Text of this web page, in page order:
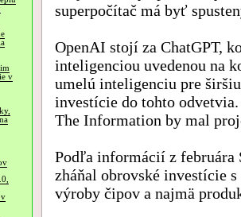
v
superpočítač má byť
OpenAI stojí za ChatGPT,
inteligenciou uvedenou na
umelú inteligenciu pre
investície do tohto
The Information by mal
Podľa informácií z februára
zháňal obrovské investície
výroby čipov a najmä